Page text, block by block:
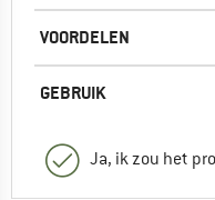
VOORDELEN
GEBRUIK
Ja, ik zou het